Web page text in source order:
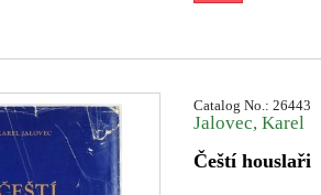
Catalog No.: 26443
Jalovec, Karel
Čeští houslaři